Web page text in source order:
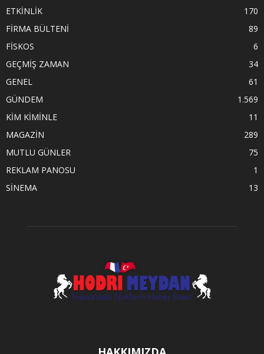
ETKİNLİK
170
FİRMA BÜLTENİ
89
FİSKOS
6
GEÇMİŞ ZAMAN
34
GENEL
61
GÜNDEM
1.569
KİM KİMİNLE
11
MAGAZİN
289
MUTLU GÜNLER
75
REKLAM PANOSU
1
SİNEMA
13